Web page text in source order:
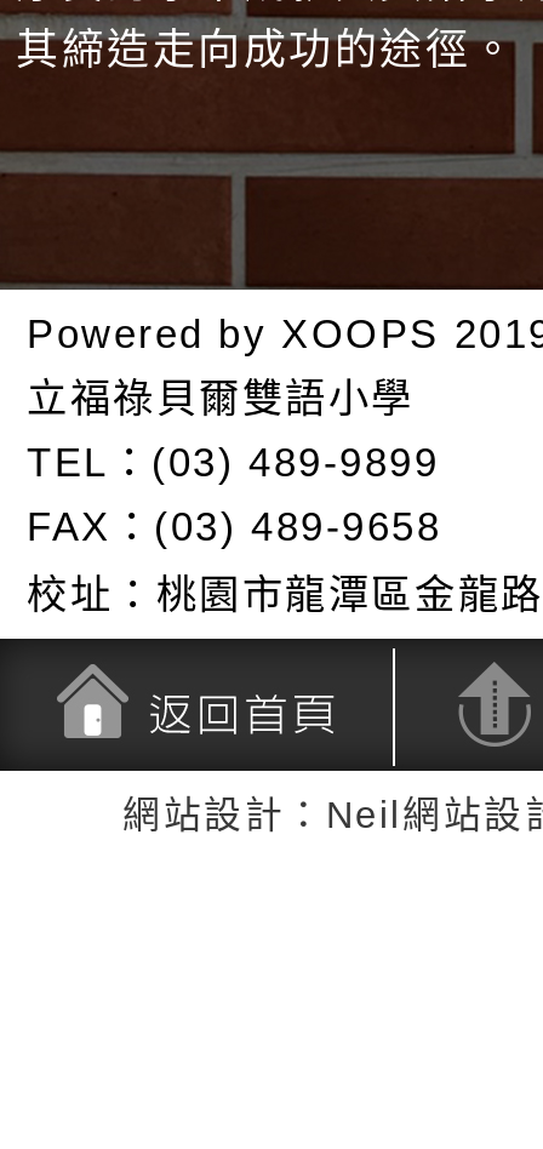
其締造走向成功的途徑。
Powered by XOOPS
立福祿貝爾雙語小學
TEL：(03) 489-9899
FAX：(03) 489-9658
校址： 桃園市龍潭區金龍
返回首頁 返回頂端
網站設計：Neil網站設